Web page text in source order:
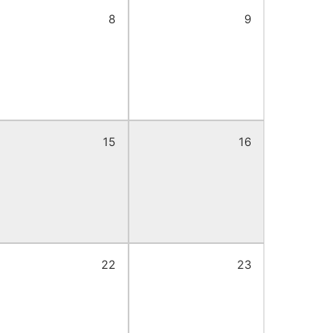
8 9
15 16
22 23